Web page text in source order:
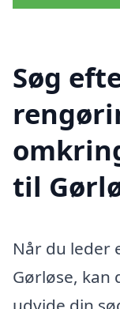
Søg
til
Når du leder
Gørløse, kan